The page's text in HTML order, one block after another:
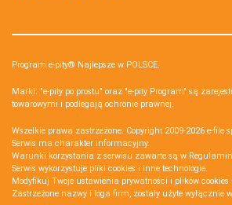
Program e-pity® Najlepsze w POLSCE.
Marki: "e-pity po prostu" oraz "e-pity Program" są
towarowymi i podlegają ochronie prawnej.
Wszelkie prawa zastrzeżone. Copyright 2009-2026 e-file
Serwis ma charakter informacyjny.
Warunki korzystania z serwisu zawarte są w
Serwis wykorzystuje pliki cookies i inne technologie.
Modyfikuj Twoje ustawienia prywatności i plików cookies
Zastrzeżone nazwy i loga firm, zostały użyte wyłącznie